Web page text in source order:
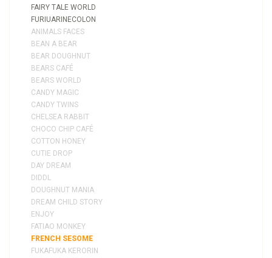
FAIRY TALE WORLD
FURIUARINECOLON
ANIMALS FACES
BEAN A BEAR
BEAR DOUGHNUT
BEARS CAFÉ
BEARS WORLD
CANDY MAGIC
CANDY TWINS
CHELSEA RABBIT
CHOCO CHIP CAFÉ
COTTON HONEY
CUTIE DROP
DAY DREAM
DIDDL
DOUGHNUT MANIA
DREAM CHILD STORY
ENJOY
FATIAO MONKEY
FRENCH SESOME
FUKAFUKA KERORIN